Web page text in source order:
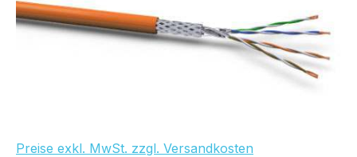
Preise exkl. MwSt. zzgl. Versandkosten